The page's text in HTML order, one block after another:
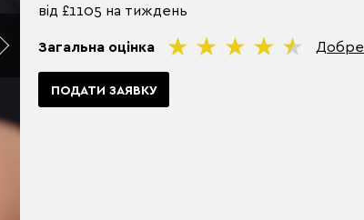
від £1105 на тиждень
Загальна оцінка
Добре
ПОДАТИ ЗАЯВКУ